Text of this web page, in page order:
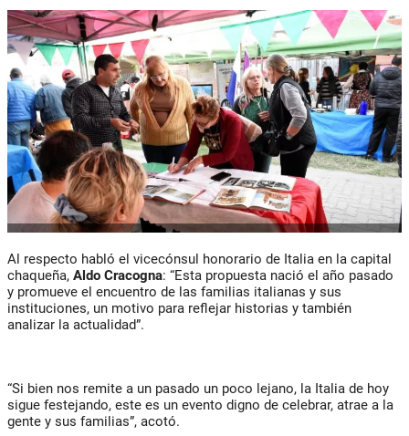
Al respecto habló el vicecónsul honorario de Italia en la capital
chaqueña, Aldo Cracogna: “Esta propuesta nació el año pasado
y promueve el encuentro de las familias italianas y sus
instituciones, un motivo para reflejar historias y también
analizar la actualidad”.
“Si bien nos remite a un pasado un poco lejano, la Italia de hoy
sigue festejando, este es un evento digno de celebrar, atrae a la
gente y sus familias”, acotó.